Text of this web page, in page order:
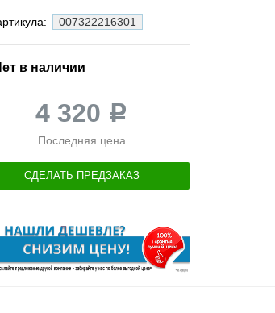
007322216301
в наличии
4 320 Р
Последняя цена
СДЕЛАТЬ ПРЕДЗАКАЗ